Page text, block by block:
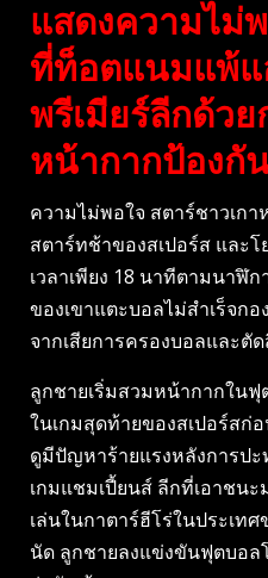
แสดงความไม่
ที่ท็อตแนมแพ้แ
พรีเมียร์ลีกด้ว
หน้ากากป้องกั
ความไม่พอใจ สตาร์ชาวเก
สตาร์ทช้าของสเปอร์ส และ
เวลาเพียง 18 นาทีตามนาฬิ
ของเขาแตะบอลไม่สำเร็จก
จากเสียการครองบอลและตั
ลูกชายเริ่มสวมหน้ากากในฟุ
ในเกมสุดท้ายของสเปอร์สก่
ดูมีปัญหาร้ายแรงหลังการป
เกมแชมเปี้ยนส์ ลีกที่เอาชน
เล่นในกาตาร์ฮีโร่ในประเท
นัด ลูกชายลงแข่งขันฟุตบอล